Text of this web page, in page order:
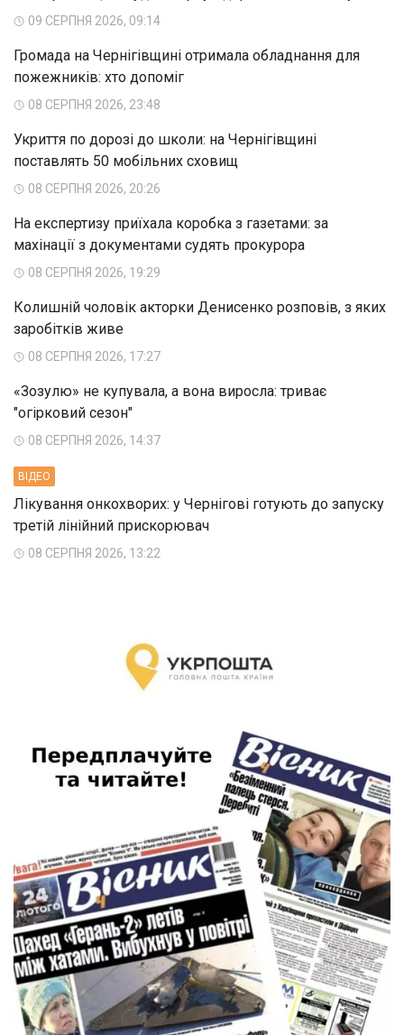
09 СЕРПНЯ 2026, 09:14
Громада на Чернігівщині отримала обладнання для
пожежників: хто допоміг
08 СЕРПНЯ 2026, 23:48
Укриття по дорозі до школи: на Чернігівщині
поставлять 50 мобільних сховищ
08 СЕРПНЯ 2026, 20:26
На експертизу приїхала коробка з газетами: за
махінації з документами судять прокурора
08 СЕРПНЯ 2026, 19:29
Колишній чоловік акторки Денисенко розповів, з яких
заробітків живе
08 СЕРПНЯ 2026, 17:27
«Зозулю» не купувала, а вона виросла: триває
"огірковий сезон"
08 СЕРПНЯ 2026, 14:37
ВIДЕО
Лікування онкохворих: у Чернігові готують до запуску
третій лінійний прискорювач
08 СЕРПНЯ 2026, 13:22